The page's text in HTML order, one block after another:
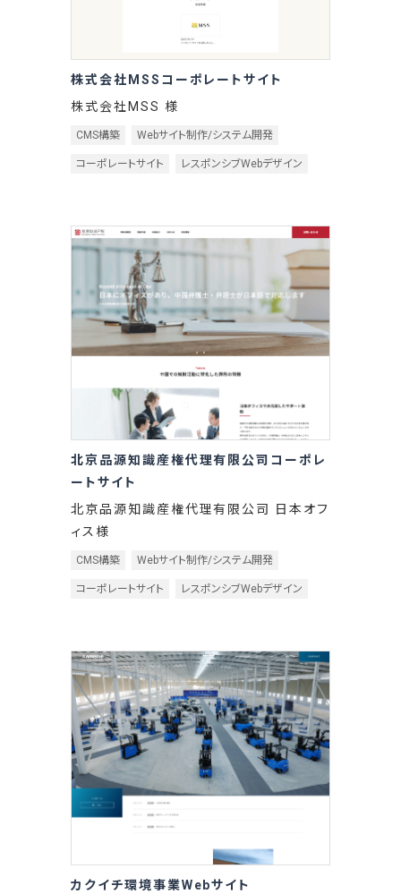
株式会社MSSコーポレートサイト
株式会社MSS 様
CMS構築 Webサイト制作/システム開発
コーポレートサイト レスポンシブWebデザイン
北京品源知識産権代理有限公司コーポレ
ートサイト
北京品源知識産権代理有限公司 日本オフ
ィス様
CMS構築 Webサイト制作/システム開発
コーポレートサイト レスポンシブWebデザイン
カクイチ環境事業Webサイト